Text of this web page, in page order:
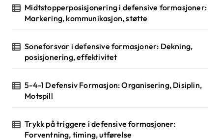
i
o
n
Midtstopperposisjonering i defensive formasjoner:
Markering, kommunikasjon, støtte
Soneforsvar i defensive formasjoner: Dekning,
posisjonering, effektivitet
5-4-1 Defensiv Formasjon: Organisering, Disiplin,
Motspill
Trykk på triggere i defensive formasjoner:
Forventning, timing, utførelse